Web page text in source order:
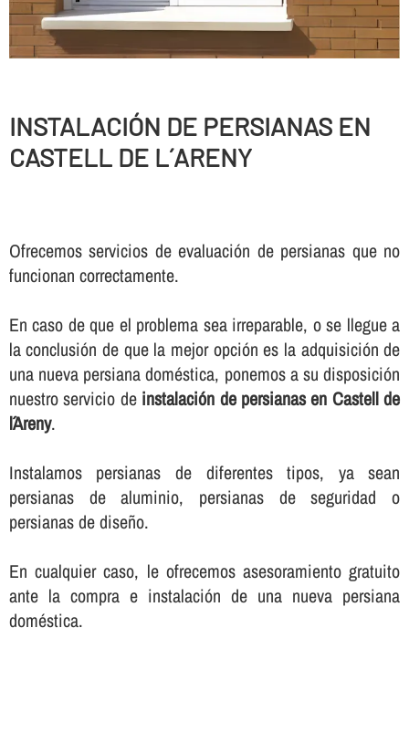
INSTALACIÓN DE PERSIANAS EN
CASTELL DE L´ARENY
Ofrecemos servicios de evaluación de persianas que no
funcionan correctamente.
En caso de que el problema sea irreparable, o se llegue a
la conclusión de que la mejor opción es la adquisición de
una nueva persiana doméstica, ponemos a su disposición
nuestro servicio de instalación de persianas en Castell de
l´Areny.
Instalamos persianas de diferentes tipos, ya sean
persianas de aluminio, persianas de seguridad o
persianas de diseño.
En cualquier caso, le ofrecemos asesoramiento gratuito
ante la compra e instalación de una nueva persiana
doméstica.